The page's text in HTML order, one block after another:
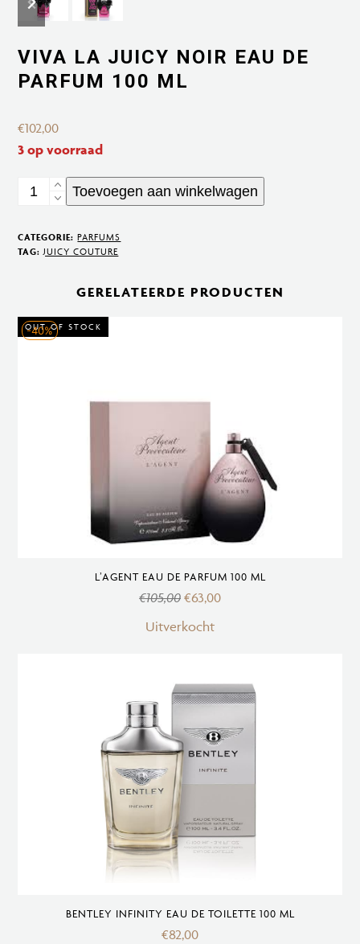
slide
slide
VIVA LA JUICY NOIR EAU DE
PARFUM 100 ML
€102,00
3 op voorraad
Viva
Juicy
Noir
Parfum
100
Toevoegen aan winkelwagen
CATEGORIE:PARFUMS
TAG:JUICY COUTURE
GERELATEERDE PRODUCTEN
OUT OF STOCK
-40%
L’AGENT EAU DE PARFUM 100 ML
€105,00 €63,00
Uitverkocht
BENTLEY INFINITY EAU DE TOILETTE 100 ML
€82,00